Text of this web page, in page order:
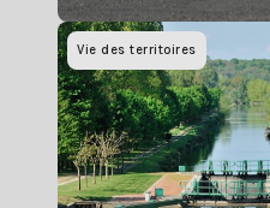
Vie des territoires